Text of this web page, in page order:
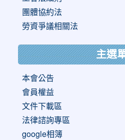
團體協約法
勞資爭議相關法
主選
本會公告
會員權益
文件下載區
法律諮詢專區
google相簿